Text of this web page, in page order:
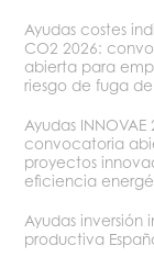
Ayudas costes
CO2 2026:
abierta para
riesgo de fuga
Ayudas INNOVAE
convocatoria
proyectos
eficiencia
Ayudas inversión
productiva